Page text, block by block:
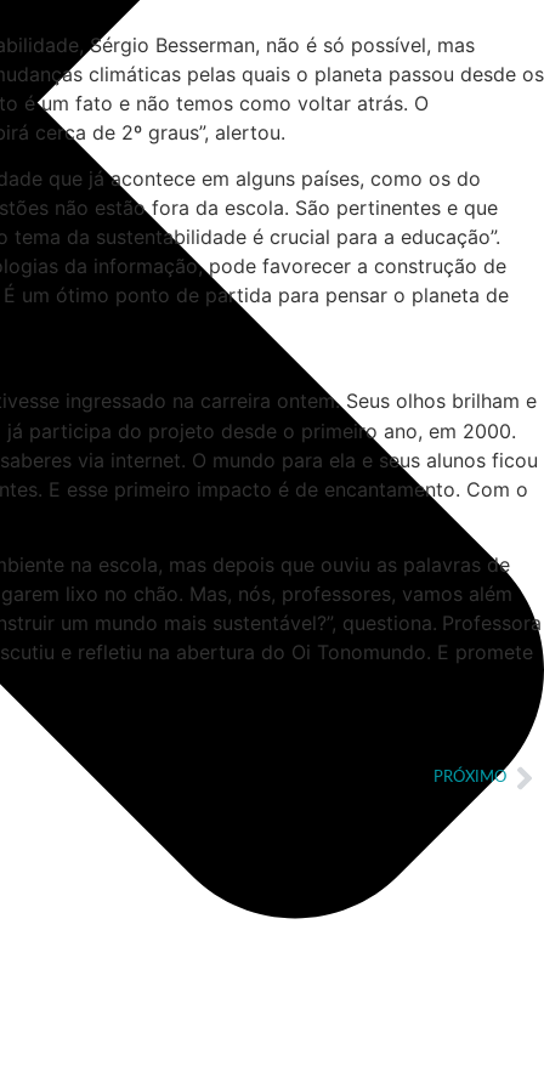
Sérgio Besserman, não é só possível, mas
climáticas pelas quais o planeta passou desde os
é um fato e não temos como voltar atrás. O
cerca de 2º graus”, alertou.
que já acontece em alguns países, como os do
não estão fora da escola. São pertinentes e que
da sustentabilidade é crucial para a educação”.
da informação, pode favorecer a construção de
um ótimo ponto de partida para pensar o planeta de
ingressado na carreira ontem. Seus olhos brilham e
participa do projeto desde o primeiro ano, em 2000.
via internet. O mundo para ela e seus alunos ficou
E esse primeiro impacto é de encantamento. Com o
na escola, mas depois que ouviu as palavras de
lixo no chão. Mas, nós, professores, vamos além
um mundo mais sustentável?”, questiona. Professora
e refletiu na abertura do Oi Tonomundo. E promete
PRÓXIMO